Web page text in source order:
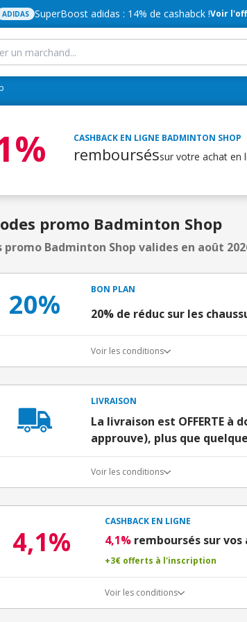
ADIDAS SuperBoost adidas : 14% de cashabck !Voir
CASHBACK EN LIGNE BADMINTON SHOP
rembourséssur votre achat en
promo Badminton Shop
promo Badminton Shop valides en août
20% BON PLAN
20% de réduc sur les
Voir les conditions
LIVRAISON
La livraison est OFFERTE à
approuve), plus que
Voir les conditions
4,1%
CASHBACK EN LIGNE
4,1% remboursés sur
+3€ offerts à l'inscription
Voir les conditions